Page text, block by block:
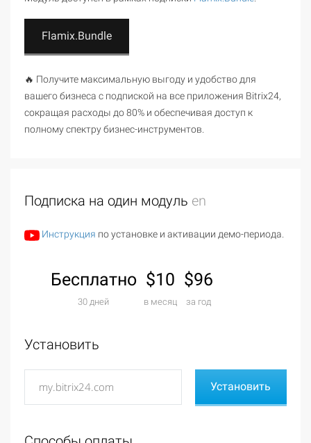
Flamix.Bundle
🔥 Получите максимальную выгоду и удобство для
вашего бизнеса с подпиской на все приложения Bitrix24,
сокращая расходы до 80% и обеспечивая доступ к
полному спектру бизнес-инструментов.
Подписка на один модуль en
Инструкция по установке и активации демо-периода.
Бесплатно
30 дней
$10
в месяц
$96
за год
Установить